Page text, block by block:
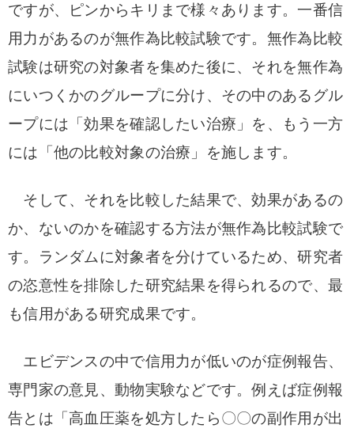
ですが、ピンからキリまで様々あります。一番信
用力があるのが無作為比較試験です。 無作為比較
試験は研究の対象者を集めた後に、それを無作為
にいつくかのグループに分け、その中のあるグル
ープには「効果を確認したい治療」を、もう一方
には「他の比較対象の治療」を施します。
そして、それを比較した結果で、効果があるの
か、ないのかを確認する方法が無作為比較試験で
す。
ランダムに対象者を分けているため、研究者
の恣意性を排除した研究結果を得られるので、最
も信用がある研究成果です。
エビデンスの中で信用力が低いのが症例報告、
専門家の意見、動物実験などです。例えば症例報
告とは「高血圧薬を処方したら〇〇の副作用が出